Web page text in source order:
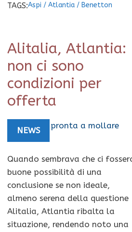
TAGS:Aspi /Atlantia / Benetton
Alitalia, Atlantia:
non ci sono
condizioni per
offerta
NEWS
Quando sembrava che ci
buone possibilità di una
conclusione se non ideale,
almeno serena della questione
Alitalia, Atlantia ribalta la
situazione, rendendo noto una